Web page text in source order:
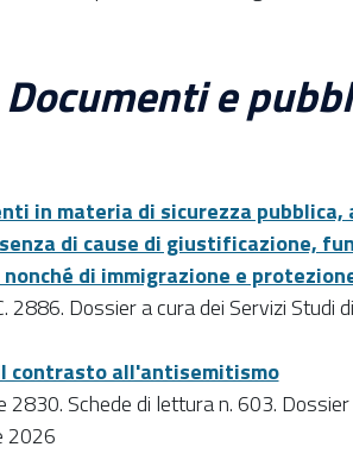
e
in materia di sicurezza
di cause di giustificazione,
di immigrazione e
2886. Dossier a cura dei Servizi Studi
contrasto all'antisemitismo
2830. Schede di lettura n. 603.
2026